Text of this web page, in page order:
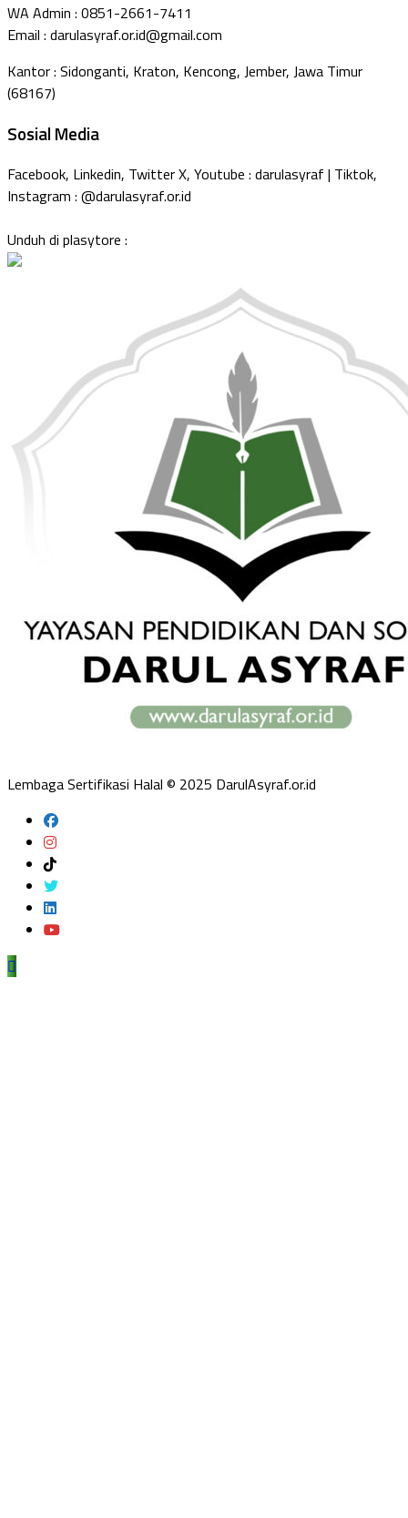
WA Admin : 0851-2661-7411
Email : darulasyraf.or.id@gmail.com
Kantor : Sidonganti, Kraton, Kencong, Jember, Jawa Timur
(68167)
Sosial Media
Facebook, Linkedin, Twitter X, Youtube : darulasyraf | Tiktok,
Instagram : @darulasyraf.or.id
Unduh di plasytore :
Lembaga Sertifikasi Halal © 2025 DarulAsyraf.or.id